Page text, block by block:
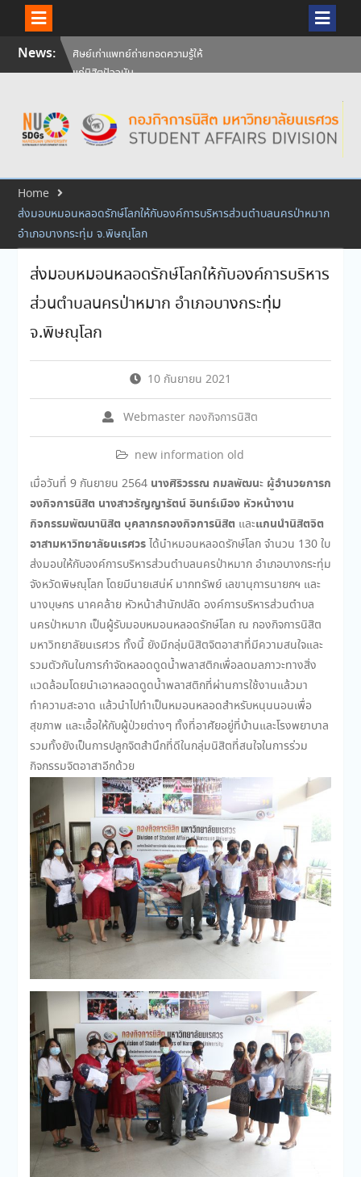
SkipNews:
แก่นิสิตปัจจุบัน
วันคล้ายวันสถาปนามหาวิทยาลัย
นเรศวร ครบรอบ 36 ปี 29
สัมภาษณ์นิสิตเพื่อพิจารณาเข้ารับ
ทุนการศึกษามหาวิทยาลัยนเรศวร
ประจำปีการศึกษา 256
Home
ส่งมอบหมอนหลอดรักษ์โลกให้กับองค์การบริหารส่วนตำบลนครป่าหมาก
อำเภอบางกระทุ่ม จ.พิษณุโลก
ส่งมอบหมอนหลอดรักษ์โลกให้กับองค์การบริหาร
ส่วนตำบลนครป่าหมาก อำเภอบางกระทุ่ม
จ.พิษณุโลก
10 กันยายน 2021
Webmaster กองกิจการนิสิต
new information old
เมื่อวันที่ 9 กันยายน 2564 นางศิริวรรณ กมลพัฒนะ ผู้อำนวยการก
องกิจการนิสิต นางสาวธัญญารัตน์ อินทร์เมือง หัวหน้างาน
กิจกรรมพัฒนานิสิต บุคลากรกองกิจการนิสิตและแกนนำนิสิตจิต
อาสามหาวิทยาลัยนเรศวรได้นำหมอนหลอดรักษ์โลก จำนวน 130 ใบ
ส่งมอบให้กับองค์การบริหารส่วนตำบลนครป่าหมาก อำเภอบางกระทุ่ม
จังหวัดพิษณุโลก โดยมีนายเสน่ห์ มากทรัพย์ เลขานุการนายกฯ และ
นางบุษกร นาคคล้าย หัวหน้าสำนักปลัด องค์การบริหารส่วนตำบล
นครป่าหมาก เป็นผู้รับมอบหมอนหลอดรักษ์โลก ณ กองกิจการนิสิต
มหาวิทยาลัยนเรศวร ทั้งนี้ ยังมีกลุ่มนิสิตจิตอาสาที่มีความสนใจและ
รวมตัวกันในการกำจัดหลอดดูดน้ำพลาสติกเพื่อลดมลภาวะทางสิ่ง
แวดล้อมโดยนำเอาหลอดดูดน้ำพลาสติกที่ผ่านการใช้งานแล้วมา
ทำความสะอาด แล้วนำไปทำเป็นหมอนหลอดสำหรับหนุนนอนเพื่อ
สุขภาพ และเอื้อให้กับผู้ป่วยต่างๆ ทั้งที่อาศัยอยู่ที่บ้านและโรงพยาบาล
รวมทั้งยังเป็นการปลูกจิตสำนึกที่ดีในกลุ่มนิสิตที่สนใจในการร่วม
กิจกรรมจิตอาสาอีกด้วย